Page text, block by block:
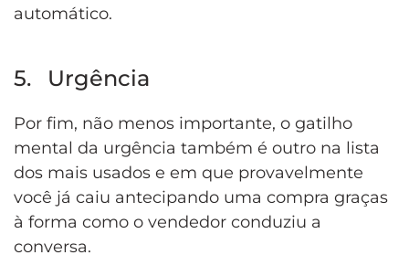
automático.
5. Urgência
Por fim, não menos importante, o gatilho
mental da urgência também é outro na lista
dos mais usados e em que provavelmente
você já caiu antecipando uma compra graças
à forma como o vendedor conduziu a
conversa.